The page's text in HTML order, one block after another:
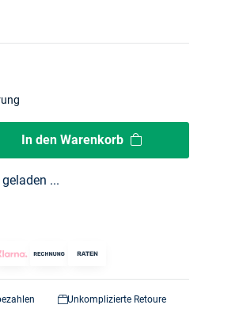
In den Warenkorb
...
Unkomplizierte Retoure